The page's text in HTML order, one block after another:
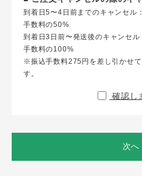
到着日5〜4日前までのキャンセル
手数料の50%
到着日3日前〜発送後のキャンセ
手数料の100%
※振込手数料275円を差し引かせ
す。
確認し
次へ